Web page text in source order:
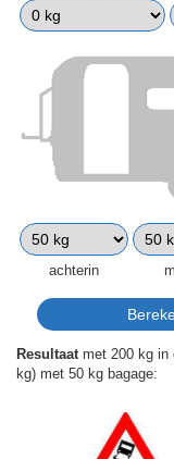
achterin
Resultaat met 200 kg in
kg) met 50 kg bagage: